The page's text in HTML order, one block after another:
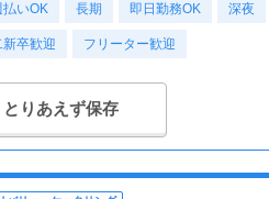
勤
払いOK 長期 即日勤務OK 深夜
卒歓迎 フリーター歓迎
とりあえず保存